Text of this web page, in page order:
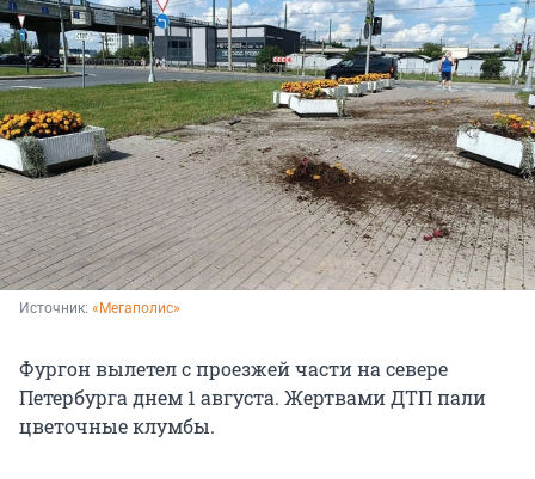
Источник: «Мегаполис»
Фургон вылетел с проезжей части на севере
Петербурга днем 1 августа. Жертвами ДТП пали
цветочные клумбы.